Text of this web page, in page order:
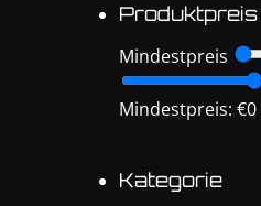
Produktpreis
Mindestpreis
Mindestpreis: €0
Kategorie